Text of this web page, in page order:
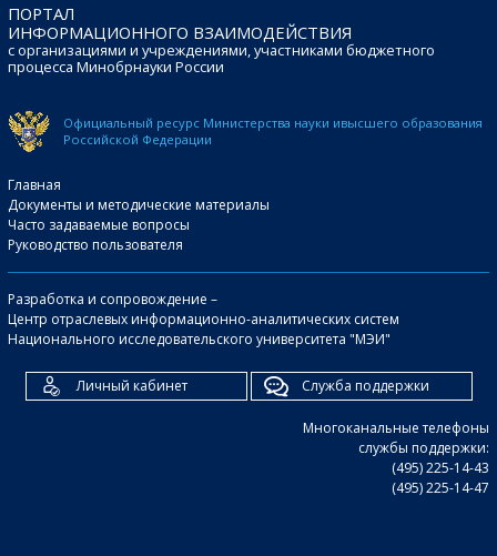
ПОРТАЛ
ИНФОРМАЦИОННОГО ВЗАИМОДЕЙСТВИЯ
с организациями и учреждениями, участниками бюджетного
процесса Минобрнауки России
Официальный ресурс Министерства науки ивысшего образования
Российской Федерации
Главная
Документы и методические материалы
Часто задаваемые вопросы
Руководство пользователя
Разработка и сопровождение –
Центр отраслевых информационно-аналитических систем
Национального исследовательского университета "МЭИ"
Личный кабинет Служба поддержки
Многоканальные телефоны
службы поддержки:
(495) 225-14-43
(495) 225-14-47